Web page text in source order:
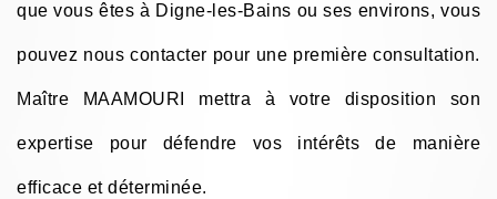
que vous êtes à Digne-les-Bains ou ses environs, vous
pouvez nous contacter pour une première consultation.
Maître MAAMOURI mettra à votre disposition son
expertise pour défendre vos intérêts de manière
efficace et déterminée.